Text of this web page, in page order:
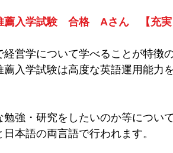
立命館大学国際関係学部 法政大
抜入試 筑波大学 中央大学国際
院大學
入学試験　合格　Aさん　【充実
営学について学べることが特徴の
入学試験は高度な英語運用能力
強・研究をしたいのか等につい
本語の両言語で行われます。